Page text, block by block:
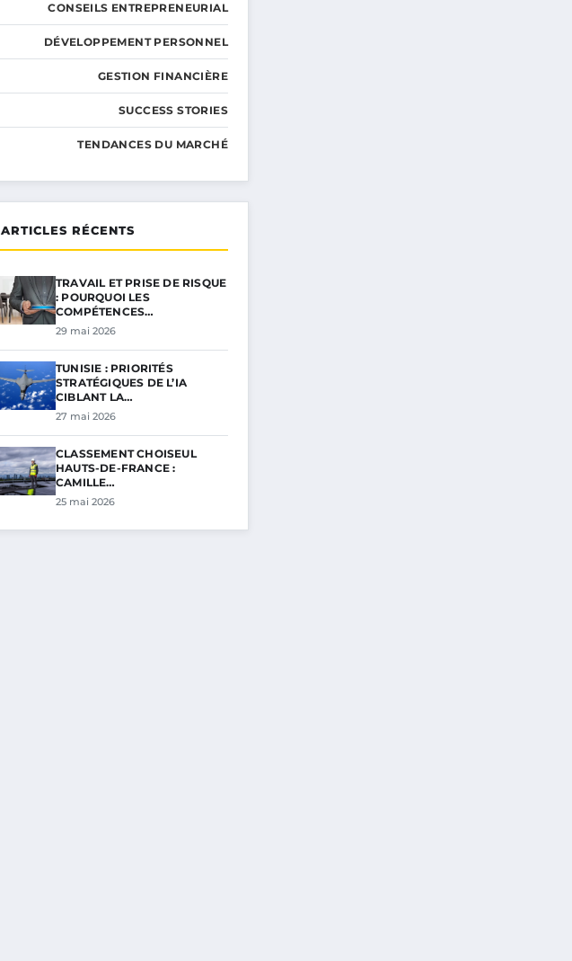
CONSEILS ENTREPRENEURIAL
DÉVELOPPEMENT PERSONNEL
GESTION FINANCIÈRE
SUCCESS STORIES
TENDANCES DU MARCHÉ
ARTICLES RÉCENTS
TRAVAIL ET PRISE DE RISQUE
: POURQUOI LES
COMPÉTENCES…
29 mai 2026
TUNISIE : PRIORITÉS
STRATÉGIQUES DE L’IA
CIBLANT LA…
27 mai 2026
CLASSEMENT CHOISEUL
HAUTS-DE-FRANCE :
CAMILLE…
25 mai 2026